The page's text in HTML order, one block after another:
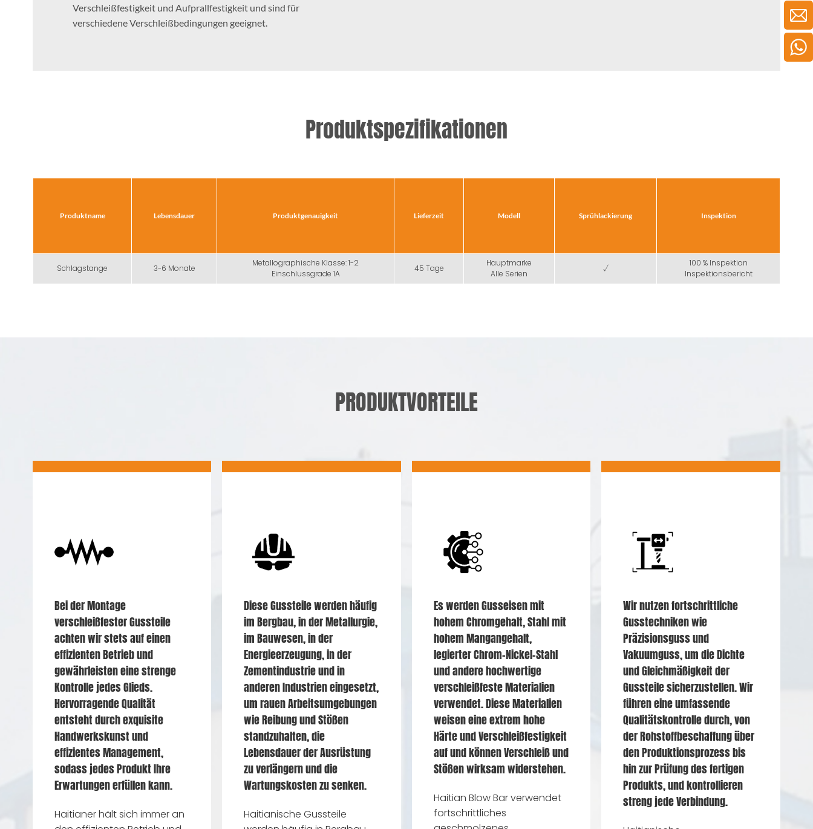
Verschleißfestigkeit und Aufprallfestigkeit und sind für
verschiedene Verschleißbedingungen geeignet.
Produktspezifikationen
Produktname Lebensdauer Produktgenauigkeit Lieferzeit Modell Sprühlackierung Inspektion
Schlagstange 3-6 Monate
Metallographische Klasse: 1-2
Einschlussgrade 1A
45 Tage
Hauptmarke
Alle Serien
√
100 % Inspektion
Inspektionsbericht
PRODUKTVORTEILE
Bei der Montage
verschleißfester Gussteile
achten wir stets auf einen
effizienten Betrieb und
gewährleisten eine strenge
Kontrolle jedes Glieds.
Hervorragende Qualität
entsteht durch exquisite
Handwerkskunst und
effizientes Management,
sodass jedes Produkt Ihre
Erwartungen erfüllen kann.
Haitianer hält sich immer an
Diese Gussteile werden häufig
im Bergbau, in der Metallurgie,
im Bauwesen, in der
Energieerzeugung, in der
Zementindustrie und in
anderen Industrien eingesetzt,
um rauen Arbeitsumgebungen
wie Reibung und Stößen
standzuhalten, die
Lebensdauer der Ausrüstung
zu verlängern und die
Wartungskosten zu senken.
Haitianische Gussteile
Es werden Gusseisen mit
hohem Chromgehalt, Stahl mit
hohem Mangangehalt,
legierter Chrom-Nickel-Stahl
und andere hochwertige
verschleißfeste Materialien
verwendet. Diese Materialien
weisen eine extrem hohe
Härte und Verschleißfestigkeit
auf und können Verschleiß und
Stößen wirksam widerstehen.
Haitian Blow Bar verwendet
fortschrittliches
Wir nutzen fortschrittliche
Gusstechniken wie
Präzisionsguss und
Vakuumguss, um die Dichte
und Gleichmäßigkeit der
Gussteile sicherzustellen. Wir
führen eine umfassende
Qualitätskontrolle durch, von
der Rohstoffbeschaffung über
den Produktionsprozess bis
hin zur Prüfung des fertigen
Produkts, und kontrollieren
streng jede Verbindung.